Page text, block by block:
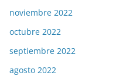
noviembre 2022
octubre 2022
septiembre 2022
agosto 2022